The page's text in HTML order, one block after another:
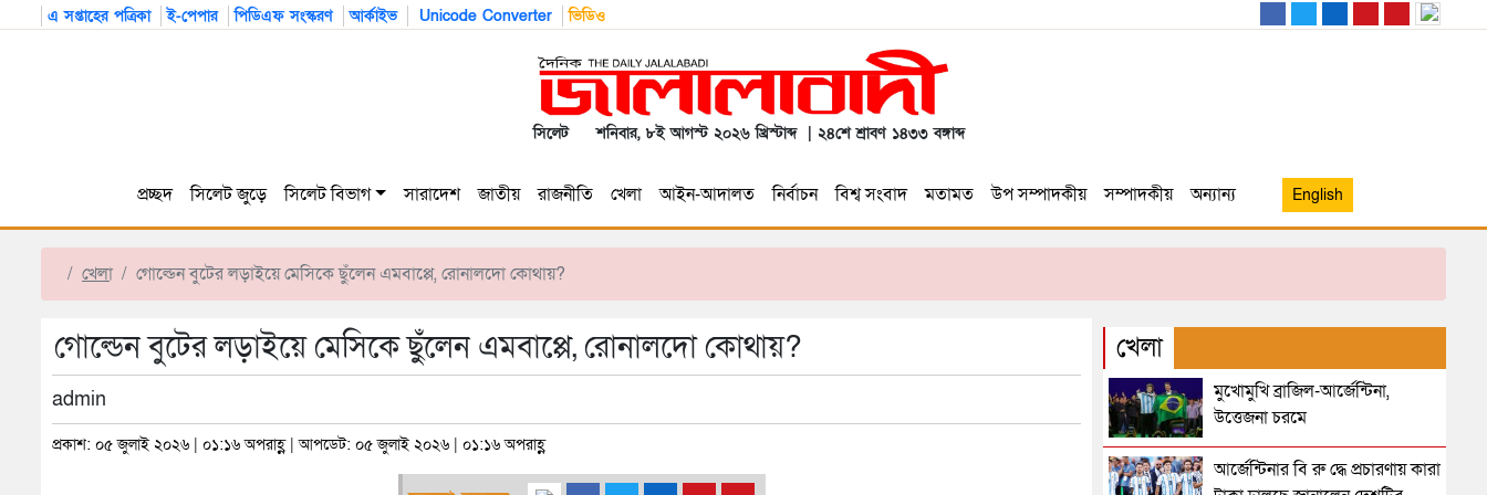
এ সপ্তাহের পত্রিকা ই-পেপার পিডিএফ সংস্করণ আর্কাইভ Unicode Converter ভিডিও
সিলেট শনিবার, ৮ই আগস্ট ২০২৬ খ্রিস্টাব্দ | ২৪শে শ্রাবণ ১৪৩৩ বঙ্গাব্দ
প্রচ্ছদ সিলেট জুড়ে সিলেট বিভাগ সারাদেশ জাতীয় রাজনীতি খেলা আইন-আদালত নির্বাচন বিশ্ব সংবাদ মতামত উপ সম্পাদকীয় সম্পাদকীয় অন্যান্য English
খেলা গোল্ডেন বুটের লড়াইয়ে মেসিকে ছুঁলেন এমবাপ্পে, রোনালদো কোথায়?
গোল্ডেন বুটের লড়াইয়ে মেসিকে ছুঁলেন এমবাপ্পে, রোনালদো কোথায়?
admin
প্রকাশ: ০৫ জুলাই ২০২৬ | ০১:১৬ অপরাহ্ণ | আপডেট: ০৫ জুলাই ২০২৬ | ০১:১৬ অপরাহ্ণ
খেলা
মুখোমুখি ব্রাজিল-আর্জেন্টিনা,
উত্তেজনা চরমে
আর্জেন্টিনার বি রু দ্ধে প্রচারণায় কারা